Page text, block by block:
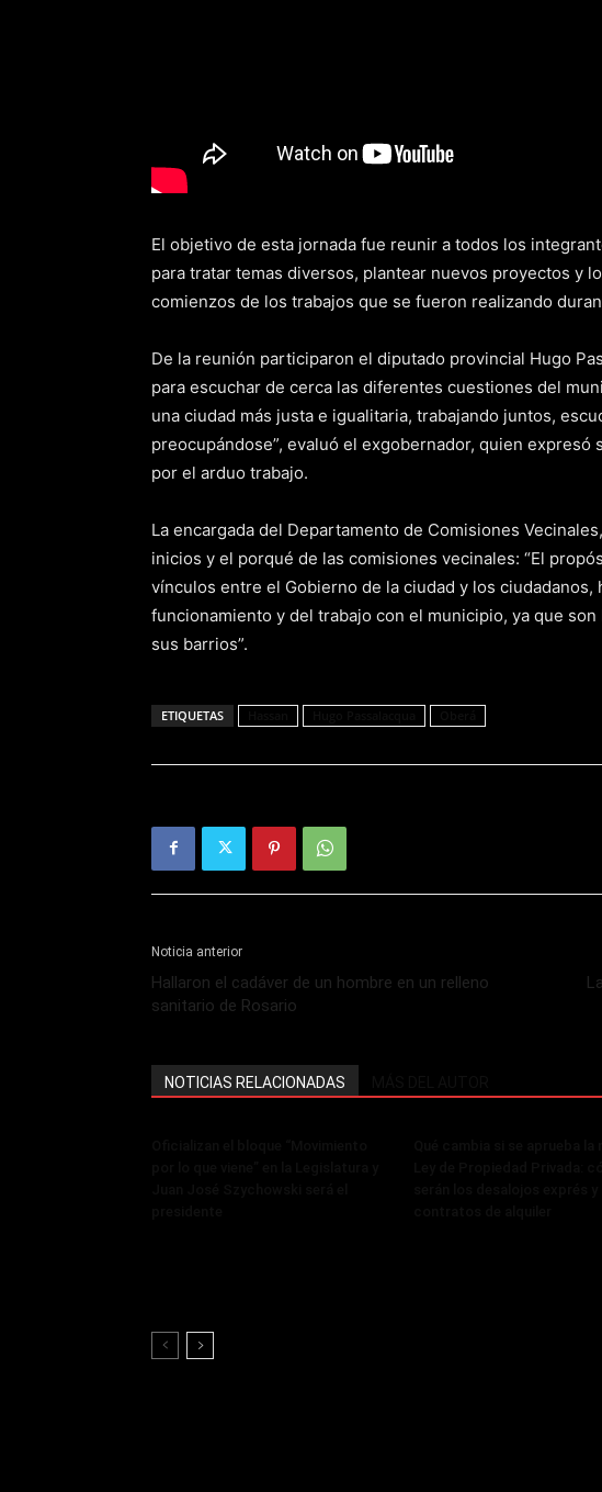
El objetivo de esta jornada fue reunir a todos los
para tratar temas diversos, plantear nuevos proyectos y
comienzos de los trabajos que se fueron realizando
De la reunión participaron el diputado provincial Hugo
para escuchar de cerca las diferentes cuestiones del
una ciudad más justa e igualitaria, trabajando juntos,
preocupándose”, evaluó el exgobernador, quien
por el arduo trabajo.
La encargada del Departamento de Comisiones
inicios y el porqué de las comisiones vecinales: “El
vínculos entre el Gobierno de la ciudad y los
funcionamiento y del trabajo con el municipio, ya que
sus barrios”.
ETIQUETAS
Noticia anterior
Hallaron el cadáver de un hombre en un relleno
sanitario de Rosario
NOTICIAS RELACIONADAS